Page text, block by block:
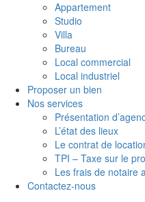
Appartement
Studio
Villa
Bureau
Local commercial
Local industriel
Proposer un bien
Nos services
Présentation
L’état des lieux
Le contrat de
TPI – Taxe sur le
Les frais de notaire
Contactez-nous